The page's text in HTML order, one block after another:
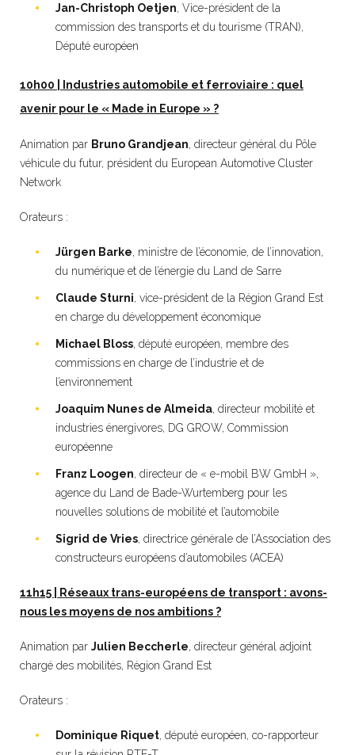
Jan-Christoph Oetjen, Vice-président de la
commission des transports et du tourisme (TRAN),
Député européen
10h00 | Industries automobile et ferroviaire : quel
avenir pour le « Made in Europe » ?
Animation par Bruno Grandjean, directeur général du Pôle
véhicule du futur, président du European Automotive Cluster
Network
Orateurs :
Jürgen Barke, ministre de l’économie, de l’innovation,
du numérique et de l’énergie du Land de Sarre
Claude Sturni, vice-président de la Région Grand Est
en charge du développement économique
Michael Bloss, député européen, membre des
commissions en charge de l’industrie et de
l’environnement
Joaquim Nunes de Almeida, directeur mobilité et
industries énergivores, DG GROW, Commission
européenne
Franz Loogen, directeur de « e-mobil BW GmbH »,
agence du Land de Bade-Wurtemberg pour les
nouvelles solutions de mobilité et l’automobile
Sigrid de Vries, directrice générale de l’Association des
constructeurs européens d’automobiles (ACEA)
11h15 | Réseaux trans-européens de transport : avons-
nous les moyens de nos ambitions ?
Animation par Julien Beccherle, directeur général adjoint
chargé des mobilités, Région Grand Est
Orateurs :
Dominique Riquet, député européen, co-rapporteur